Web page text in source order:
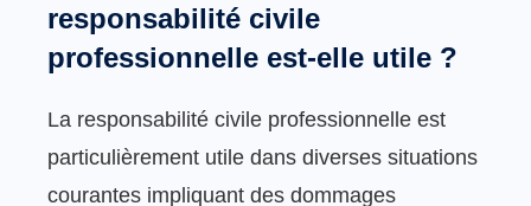
responsabilité civile
professionnelle est-elle utile ?
La responsabilité civile professionnelle est
particulièrement utile dans diverses situations
courantes impliquant des dommages